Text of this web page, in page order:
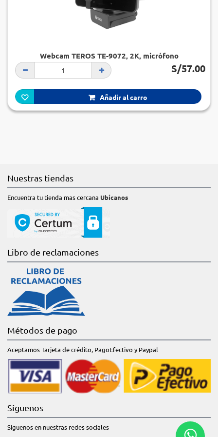
Webcam TEROS TE-9072, 2K, micrófono
incorporado, USB 2.0
S/57.00
Añadir al carro
Nuestras tiendas
Encuentra tu tienda mas cercana Ubícanos
Libro de reclamaciones
Métodos de pago
Aceptamos Tarjeta de crédito, PagoEfectivo y Paypal
Síguenos
Siguenos en nuestras redes sociales